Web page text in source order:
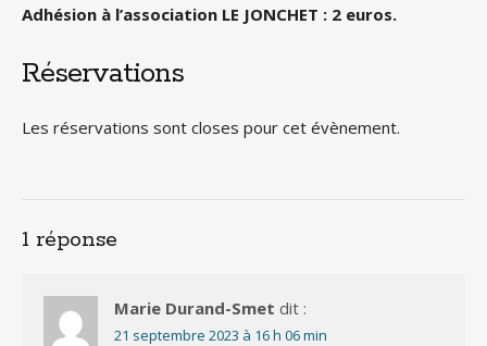
Adhésion à l’association LE JONCHET : 2 euros.
Réservations
Les réservations sont closes pour cet évènement.
1 réponse
Marie Durand-Smet dit :
21 septembre 2023 à 16 h 06 min